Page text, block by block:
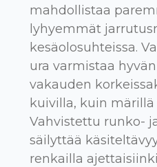
mahdollistaa
lyhyemmät
kesäolosuhteissa.
ura varmistaa
vakauden
kuivilla, kuin
Vahvistettu runko-
säilyttää
renkailla